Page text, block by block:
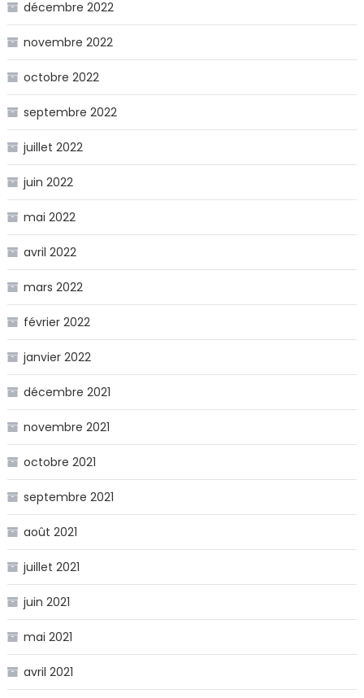
décembre 2022
novembre 2022
octobre 2022
septembre 2022
juillet 2022
juin 2022
mai 2022
avril 2022
mars 2022
février 2022
janvier 2022
décembre 2021
novembre 2021
octobre 2021
septembre 2021
août 2021
juillet 2021
juin 2021
mai 2021
avril 2021